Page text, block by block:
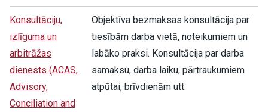
Konsultāciju,
izlīguma un
arbitrāžas
dienests (ACAS,
Advisory,
Conciliation and
Objektīva bezmaksas konsultācija par
tiesībām darba vietā, noteikumiem un
labāko praksi. Konsultācija par darba
samaksu, darba laiku, pārtraukumiem
atpūtai, brīvdienām utt.